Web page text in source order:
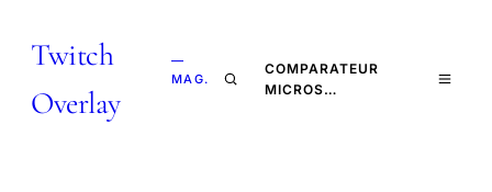
Twitch
Overlay
—
MAG.
COMPARATEUR
MICROS…